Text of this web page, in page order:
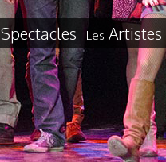
Spectacles Les Artistes